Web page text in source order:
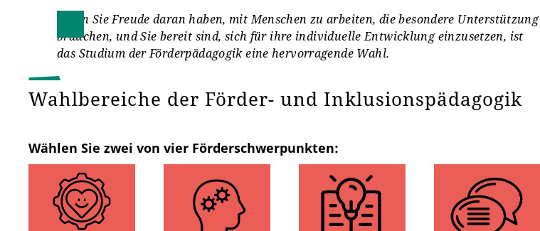
Wenn Sie Freude daran haben, mit Menschen zu arbeiten, die besondere Unterstützung
brauchen, und Sie bereit sind, sich für ihre individuelle Entwicklung einzusetzen, ist
das Studium der Förderpädagogik eine hervorragende Wahl.
Wahlbereiche der Förder- und Inklusionspädagogik
Wählen Sie zwei von vier Förderschwerpunkten: